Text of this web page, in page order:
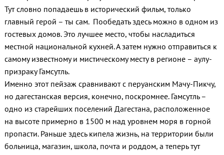
Тут словно попадаешь в исторический фильм, только
главный герой – ты сам. Пообедать здесь можно в одном из
гостевых домов. Это лучшее место, чтобы насладиться
местной национальной кухней. А затем нужно отправиться к
самому известному и мистическому месту в регионе – аулу-
призраку Гамсутль.
Именно этот пейзаж сравнивают с перуанским Мачу-Пикчу,
но дагестанская версия, конечно, поскромнее. Гамсутль –
одно из старейших поселений Дагестана, расположенное
на высоте примерно в 1500 м над уровнем моря в горной
пропасти. Раньше здесь кипела жизнь, на территории были
больница, магазин, школа, почта и роддом, а теперь тут